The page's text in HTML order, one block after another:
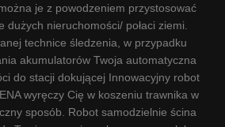
je z powodzeniem przystosować
dużych nieruchomości/ połaci ziemi.
technice śledzenia, w przypadku
akumulatorów Twoja automatyczna
do stacji dokującej Innowacyjny robot
wyręczy Cię w koszeniu trawnika w
sposób. Robot samodzielnie ścina